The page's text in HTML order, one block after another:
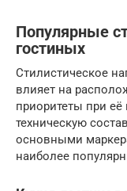
Популярные
гостиных
Стилистическое
влияет на
приоритеты при
техническую
основными
наиболее